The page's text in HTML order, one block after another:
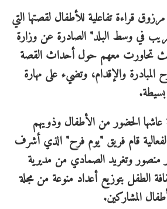
قراءة تفاعلية للأطفال لقصتها التي
في وسط البلد" الصادرة عن وزارة
عام 2022؛ حيث تحاورت معهم حول أحداث القصة
والإقدام، وتضيء على مهارة
عاشها الحضور من الأطفال وذويهم
الفعالية قام فريق "يوم فرح" الذي أشرف
منصور وتغريد الصمادي من مديرية
الطفل بتوزيع أعداد منوعة من مجلة
المشاركين.